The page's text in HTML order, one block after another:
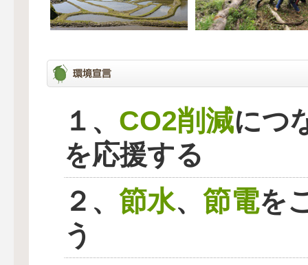
１、 CO2削減につ
を応援する
２、 節水、 節電を
う